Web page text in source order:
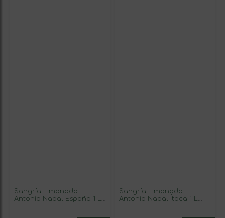
Sangría Limonada
Antonio Nadal España 1 L
Sangría Limonada
Antonio Nadal Ítaca 1 L